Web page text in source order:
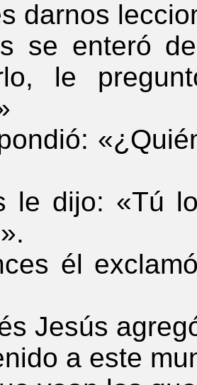
darnos
enteró de
le
dijo: «Tú lo
él
Jesús
a este